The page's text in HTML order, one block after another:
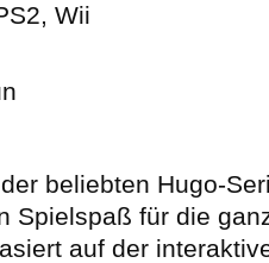
Wii
beliebten Hugo-
Spielspaß für die
auf der